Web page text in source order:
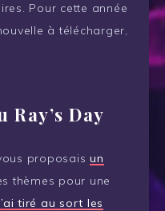
Pour cette année
à télécharger,
Day
proposais un
thèmes pour une
tiré au sort les